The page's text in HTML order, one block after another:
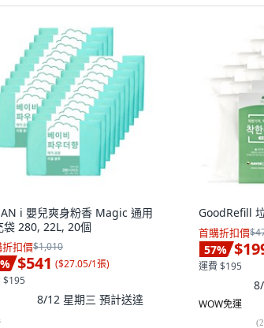
i 嬰兒爽身粉香 Magic 通用
袋 280, 22L, 20個
扣價$1,010
% $541 ($27.05/1張)
$195
8/12 星期三 預計送達
GoodRefill
首購折扣價
57%
運費 $195
WOW免運
(